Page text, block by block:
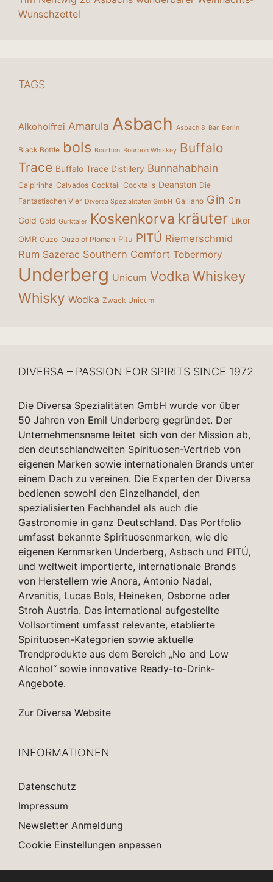
Wunschzettel
TAGS
Alkoholfrei Amarula Asbach Asbach 8 Bar Berlin
Black Bottle bols Bourbon Bourbon Whiskey Buffalo
Trace Buffalo Trace Distillery Bunnahabhain
Caipirinha Calvados Cocktail Cocktails Deanston Die
Fantastischen Vier Diversa Spezialitäten GmbH Galliano Gin Gin
Gold Gold Gurktaler Koskenkorva kräuter Likör
OMR Ouzo Ouzo of Plomari Pitu PITÚ Riemerschmid
Rum Sazerac Southern Comfort Tobermory
Underberg Unicum Vodka Whiskey
Whisky Wodka Zwack Unicum
DIVERSA – PASSION FOR SPIRITS SINCE 1972
Die Diversa Spezialitäten GmbH wurde vor über
50 Jahren von Emil Underberg gegründet. Der
Unternehmensname leitet sich von der Mission ab,
den deutschlandweiten Spirituosen-Vertrieb von
eigenen Marken sowie internationalen Brands unter
einem Dach zu vereinen. Die Experten der Diversa
bedienen sowohl den Einzelhandel, den
spezialisierten Fachhandel als auch die
Gastronomie in ganz Deutschland. Das Portfolio
umfasst bekannte Spirituosenmarken, wie die
eigenen Kernmarken Underberg, Asbach und PITÚ,
und weltweit importierte, internationale Brands
von Herstellern wie Anora, Antonio Nadal,
Arvanitis, Lucas Bols, Heineken, Osborne oder
Stroh Austria. Das international aufgestellte
Vollsortiment umfasst relevante, etablierte
Spirituosen-Kategorien sowie aktuelle
Trendprodukte aus dem Bereich „No and Low
Alcohol“ sowie innovative Ready-to-Drink-
Angebote.
Zur Diversa Website
INFORMATIONEN
Datenschutz
Impressum
Newsletter Anmeldung
Cookie Einstellungen anpassen